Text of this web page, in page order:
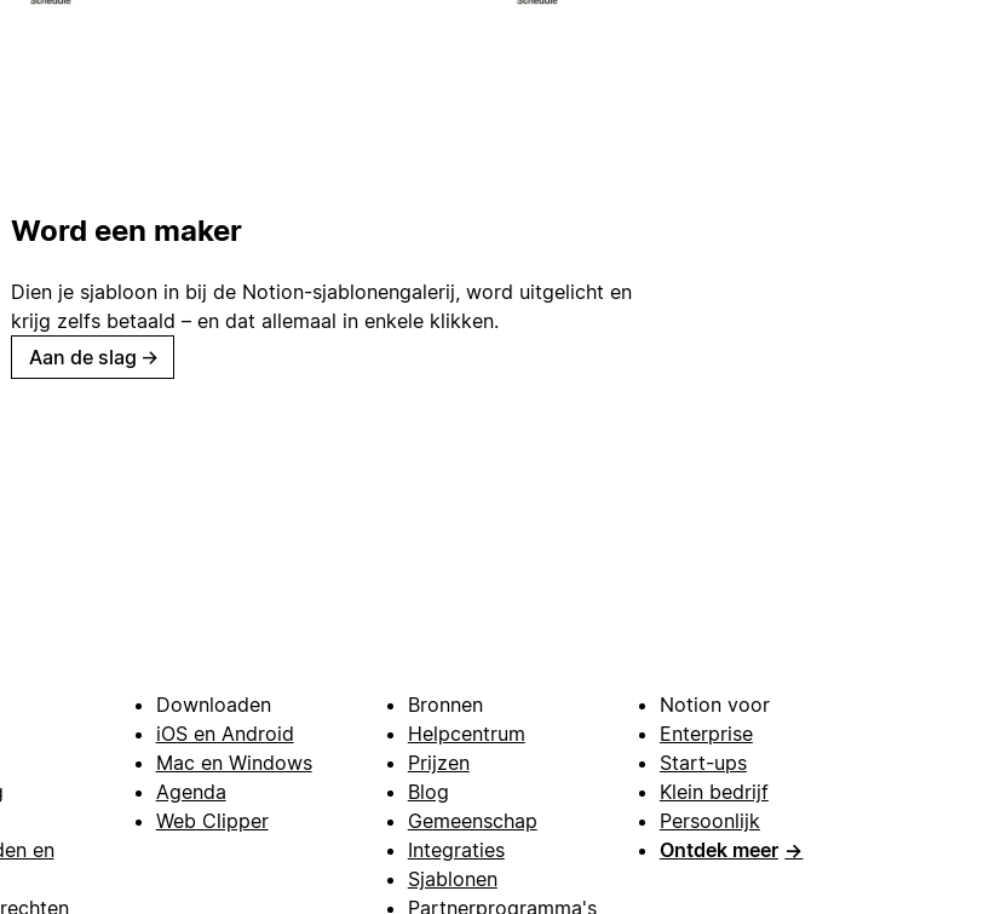
Word een maker
Dien je sjabloon in bij de Notion-sjablonengalerij, word uitgelicht en
krijg zelfs betaald – en dat allemaal in enkele klikken.
Aan de slag →
en
Downloaden
iOS en Android
Mac en Windows
Agenda
Web Clipper
Bronnen
Helpcentrum
Prijzen
Blog
Gemeenschap
Integraties
Sjablonen
Partnerprogramma's
Notion voor
Enterprise
Start-ups
Klein bedrijf
Persoonlijk
Ontdek meer →